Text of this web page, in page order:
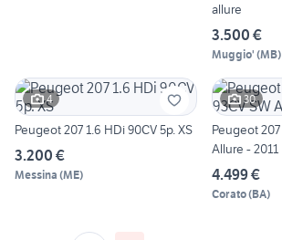
allure
3.500 €
Muggio' (MB)
4
Peugeot 207 1.6 HDi 90CV 5p. XS
3.200 €
Messina (ME)
30
Peugeot
Allure - 2011
4.499 €
Corato(BA)